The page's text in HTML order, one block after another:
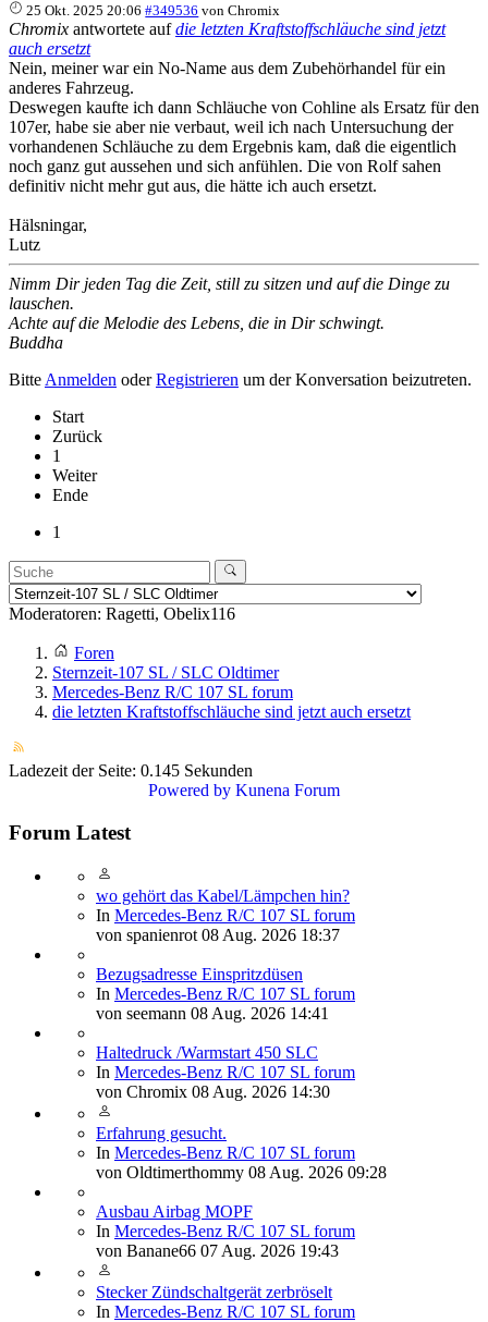
25 Okt. 2025 20:06 #349536 vonChromix
Chromix antwortete aufdie letzten Kraftstoffschläuche sind jetzt
auch ersetzt
Nein, meiner war ein No-Name aus dem Zubehörhandel für ein
anderes Fahrzeug.
Deswegen kaufte ich dann Schläuche von Cohline als Ersatz für den
107er, habe sie aber nie verbaut, weil ich nach Untersuchung der
vorhandenen Schläuche zu dem Ergebnis kam, daß die eigentlich
noch ganz gut aussehen und sich anfühlen. Die von Rolf sahen
definitiv nicht mehr gut aus, die hätte ich auch ersetzt.
Hälsningar,
Lutz
Nimm Dir jeden Tag die Zeit, still zu sitzen und auf die Dinge zu
lauschen.
Achte auf die Melodie des Lebens, die in Dir schwingt.
Buddha
Bitte Anmelden oderRegistrieren um der Konversation beizutreten.
Start
Zurück
1
Weiter
Ende
1
Moderatoren: Ragetti, Obelix116
Foren
Sternzeit-107 SL / SLC Oldtimer
Mercedes-Benz R/C 107 SL forum
die letzten Kraftstoffschläuche sind jetzt auch ersetzt
Ladezeit der Seite: 0.145 Sekunden
Powered by Kunena Forum
Forum Latest
wo gehört das Kabel/Lämpchen hin?
In Mercedes-Benz R/C 107 SL forum
von spanienrot 08 Aug. 2026 18:37
Bezugsadresse Einspritzdüsen
In Mercedes-Benz R/C 107 SL forum
von seemann 08 Aug. 2026 14:41
Haltedruck /Warmstart 450 SLC
In Mercedes-Benz R/C 107 SL forum
von Chromix 08 Aug. 2026 14:30
Erfahrung gesucht.
In Mercedes-Benz R/C 107 SL forum
von Oldtimerthommy 08 Aug. 2026 09:28
Ausbau Airbag MOPF
In Mercedes-Benz R/C 107 SL forum
von Banane66 07 Aug. 2026 19:43
Stecker Zündschaltgerät zerbröselt
In Mercedes-Benz R/C 107 SL forum